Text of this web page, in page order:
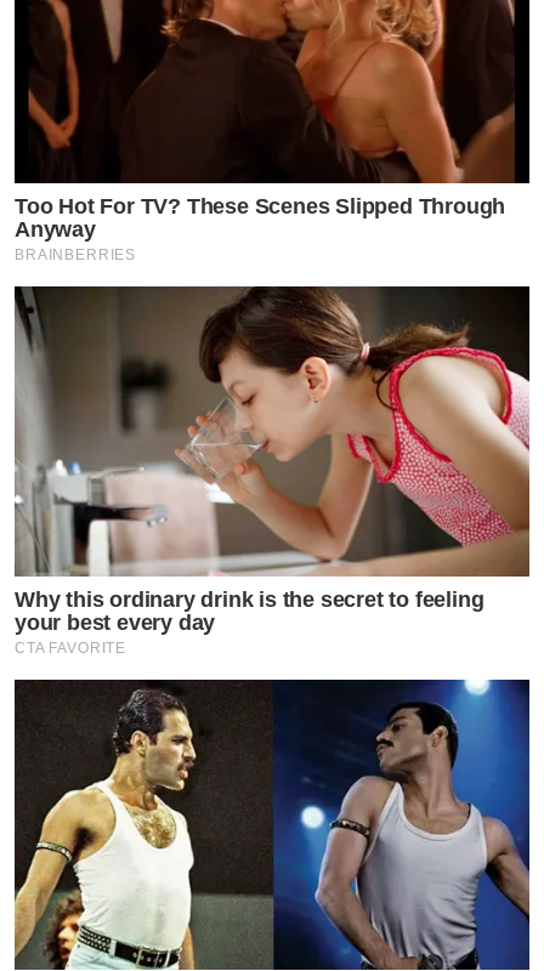
Too Hot For TV? These Scenes Slipped Through
Anyway
BRAINBERRIES
Why this ordinary drink is the secret to feeling
your best every day
CTA FAVORITE